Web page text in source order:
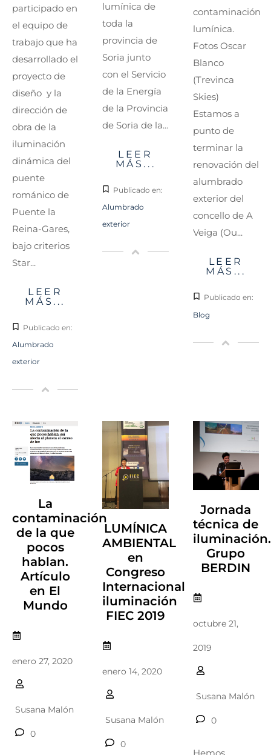
participado en
el equipo de
trabajo que ha
desarrollado el
proyecto de
diseño y la
dirección de
obra de la
iluminación
dinámica del
puente
románico de
Puente la
Reina-Gares,
bajo criterios
Star...
LEER
MÁS...
Publicado en:
Alumbrado
exterior
lumínica de
toda la
provincia de
Soria junto
con el Servicio
de la Energía
de la Provincia
de Soria de la...
LEER
MÁS...
Publicado en:
Alumbrado
exterior
contaminación
lumínica.
Fotos Oscar
Blanco
(Trevinca
Skies)
Estamos a
punto de
terminar la
renovación del
alumbrado
exterior del
concello de A
Veiga (Ou...
LEER
MÁS...
Publicado en:
Blog
La
contaminación
de la que
pocos
hablan.
Artículo
en El
Mundo
enero 27, 2020
Susana Malón
0
LUMÍNICA
AMBIENTAL
en
Congreso
Internacional
iluminación
FIEC 2019
enero 14, 2020
Susana Malón
0
Jornada
técnica de
iluminación.
Grupo
BERDIN
octubre 21,
2019
Susana Malón
0